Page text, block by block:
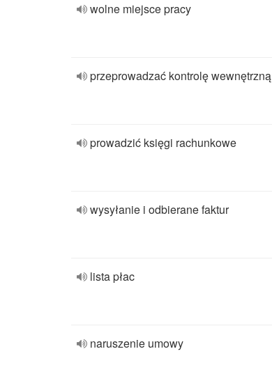
wolne miejsce pracy
przeprowadzać kontrolę wewnętrzną
prowadzić księgi rachunkowe
wysyłanie i odbierane faktur
lista płac
naruszenie umowy